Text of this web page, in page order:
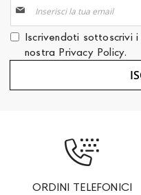
alla
nostra
Newsletter:
Iscrivendoti sottoscrivi i
nostra Privacy Policy.
ORDINI TELEFONICI